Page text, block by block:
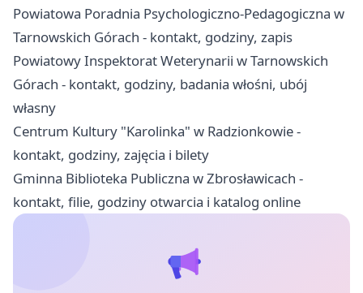
Powiatowa Poradnia Psychologiczno-Pedagogiczna w
Tarnowskich Górach - kontakt, godziny, zapis
Powiatowy Inspektorat Weterynarii w Tarnowskich
Górach - kontakt, godziny, badania włośni, ubój
własny
Centrum Kultury "Karolinka" w Radzionkowie -
kontakt, godziny, zajęcia i bilety
Gminna Biblioteka Publiczna w Zbrosławicach -
kontakt, filie, godziny otwarcia i katalog online